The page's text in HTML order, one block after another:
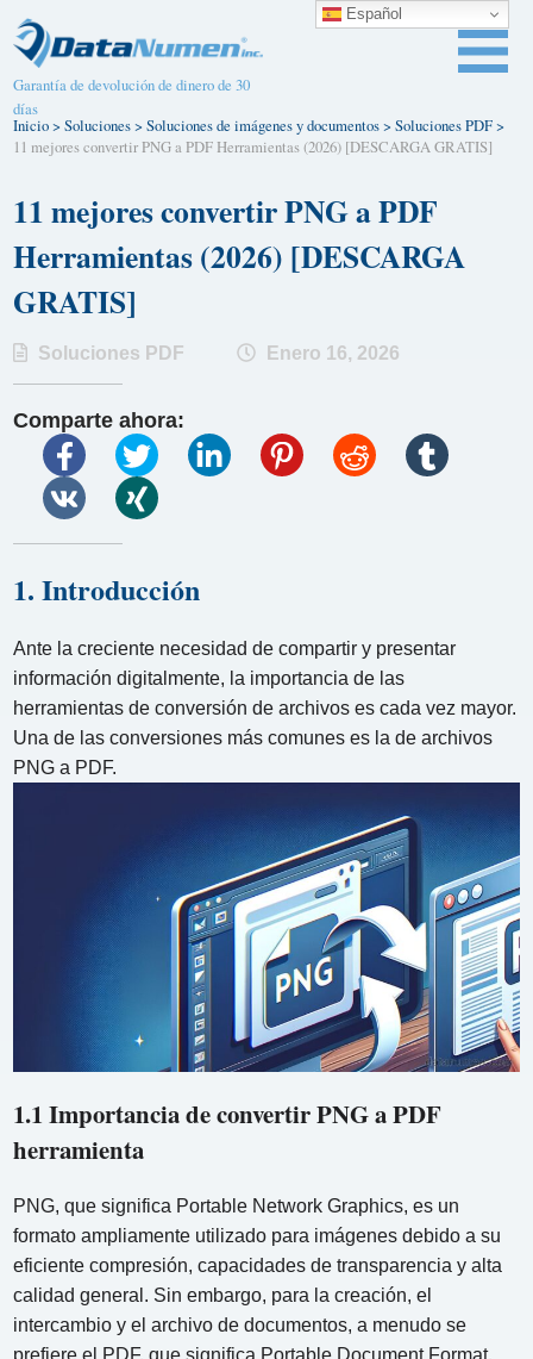
Garantía de devolución de dinero de 30
días
Inicio>Soluciones>Soluciones de imágenes y documentos>Soluciones PDF>
11 mejores convertir PNG a PDF Herramientas (2026) [DESCARGA GRATIS]
11 mejores convertir PNG a PDF
Herramientas (2026) [DESCARGA
GRATIS]
Soluciones PDF Enero 16, 2026
Comparte ahora:
1. Introducción
Ante la creciente necesidad de compartir y presentar
información digitalmente, la importancia de las
herramientas de conversión de archivos es cada vez mayor.
Una de las conversiones más comunes es la de archivos
PNG a PDF.
1.1 Importancia de convertir PNG a PDF
herramienta
PNG, que significa Portable Network Graphics, es un
formato ampliamente utilizado para imágenes debido a su
eficiente compresión, capacidades de transparencia y alta
calidad general. Sin embargo, para la creación, el
intercambio y el archivo de documentos, a menudo se
prefiere el PDF, que significa Portable Document Format.
Español